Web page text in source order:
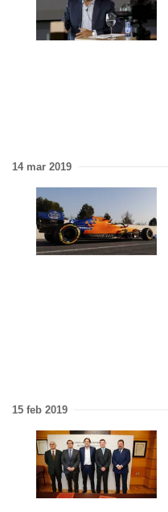
14 mar 2019
15 feb 2019